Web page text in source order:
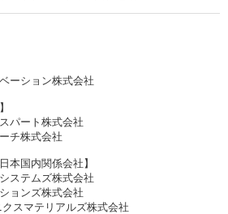
ーション株式会社
パート株式会社
チ株式会社
本国内関係会社】
ステムズ株式会社
ョンズ株式会社
スマテリアルズ株式会社